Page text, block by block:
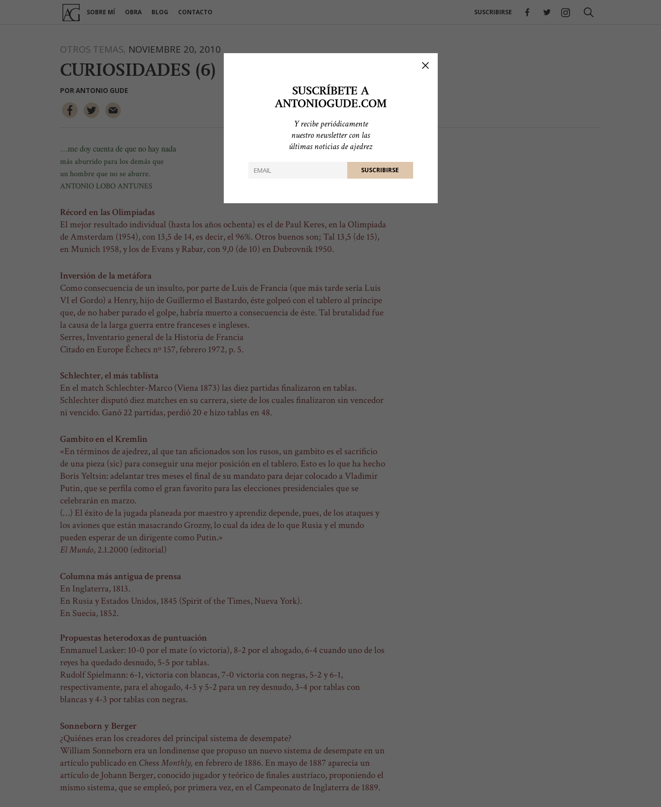
SUSCRÍBETE A
ANTONIOGUDE.COM
Y recibe periódicamente
nuestro newsletter con las
últimas noticias de ajedrez
SOBRE MÍ OBRA BLOG CONTACTO SUSCRIBIRSE
OTROS TEMAS, NOVIEMBRE 20, 2010
CURIOSIDADES (6)
PORANTONIO GUDE
…me doy cuenta de que no hay nada
más aburrido para los demás que
un hombre que no se aburre.
ANTONIO LOBO ANTUNES
Récord en las Olimpiadas
El mejor resultado individual (hasta los años ochenta) es el de Paul Keres, en la Olimpiada
de Amsterdam (1954), con 13,5 de 14, es decir, el 96%. Otros buenos son; Tal 13,5 (de 15),
en Munich 1958, y los de Evans y Rabar, con 9,0 (de 10) en Dubrovnik 1950.
Inversión de la metáfora
Como consecuencia de un insulto, por parte de Luis de Francia (que más tarde sería Luis
VI el Gordo) a Henry, hijo de Guillermo el Bastardo, éste golpeó con el tablero al príncipe
que, de no haber parado el golpe, habría muerto a consecuencia de éste. Tal brutalidad fue
la causa de la larga guerra entre franceses e ingleses.
Serres, Inventario general de la Historia de Francia
Citado en Europe Échecs nº 157, febrero 1972, p. 5.
Schlechter, el más tablista
En el match Schlechter-Marco (Viena 1873) las diez partidas finalizaron en tablas.
Schlechter disputó diez matches en su carrera, siete de los cuales finalizaron sin vencedor
ni vencido. Ganó 22 partidas, perdió 20 e hizo tablas en 48.
Gambito en el Kremlin
«En términos de ajedrez, al que tan aficionados son los rusos, un gambito es el sacrificio
de una pieza (sic) para conseguir una mejor posición en el tablero. Esto es lo que ha hecho
Boris Yeltsin: adelantar tres meses el final de su mandato para dejar colocado a Vladimir
Putin, que se perfila como el gran favorito para las elecciones presidenciales que se
celebrarán en marzo.
(…) El éxito de la jugada planeada por maestro y aprendiz depende, pues, de los ataques y
los aviones que están masacrando Grozny, lo cual da idea de lo que Rusia y el mundo
pueden esperar de un dirigente como Putin.»
El Mundo, 2.1.2000 (editorial)
Columna más antigua de prensa
En Inglaterra, 1813.
En Rusia y Estados Unidos, 1845 (Spirit of the Times, Nueva York).
En Suecia, 1852.
Propuestas heterodoxas de puntuación
Enmanuel Lasker: 10-0 por el mate (o victoria), 8-2 por el ahogado, 6-4 cuando uno de los
reyes ha quedado desnudo, 5-5 por tablas.
Rudolf Spielmann: 6-1, victoria con blancas, 7-0 victoria con negras, 5-2 y 6-1,
respectivamente, para el ahogado, 4-3 y 5-2 para un rey desnudo, 3-4 por tablas con
blancas y 4-3 por tablas con negras.
Sonneborn y Berger
¿Quiénes eran los creadores del principal sistema de desempate?
William Sonneborn era un londinense que propuso un nuevo sistema de desempate en un
artículo publicado en Chess Monthly, en febrero de 1886. En mayo de 1887 aparecía un
artículo de Johann Berger, conocido jugador y teórico de finales austríaco, proponiendo el
mismo sistema, que se empleó, por primera vez, en el Campeonato de Inglaterra de 1889.